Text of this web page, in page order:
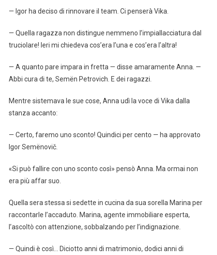
— Igor ha deciso di rinnovare il team. Ci penserà Vika.
— Quella ragazza non distingue nemmeno l’impiallacciatura dal
truciolare! Ieri mi chiedeva cos’era l’una e cos’era l’altra!
— A quanto pare impara in fretta — disse amaramente Anna. —
Abbi cura di te, Semën Petrovich. E dei ragazzi.
Mentre sistemava le sue cose, Anna udì la voce di Vika dalla
stanza accanto:
— Certo, faremo uno sconto! Quindici per cento — ha approvato
Igor Semënovič.
«Si può fallire con uno sconto così» pensò Anna. Ma ormai non
era più affar suo.
Quella sera stessa si sedette in cucina da sua sorella Marina per
raccontarle l’accaduto. Marina, agente immobiliare esperta,
l’ascoltò con attenzione, sobbalzando per l’indignazione.
— Quindi è così… Diciotto anni di matrimonio, dodici anni di